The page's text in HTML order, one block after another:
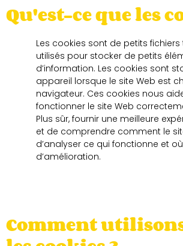
Qu'est-ce que les
Les cookies sont de petits
utilisés pour stocker de petits
d’information. Les cookies sont
appareil lorsque le site Web est
navigateur. Ces cookies nous
fonctionner le site Web
Plus sûr, fournir une meilleure
et de comprendre comment le
d’analyser ce qui fonctionne et
d’amélioration.
Comment